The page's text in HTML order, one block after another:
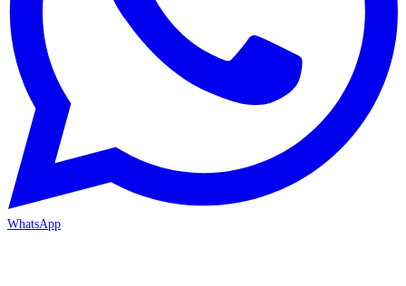
WhatsApp